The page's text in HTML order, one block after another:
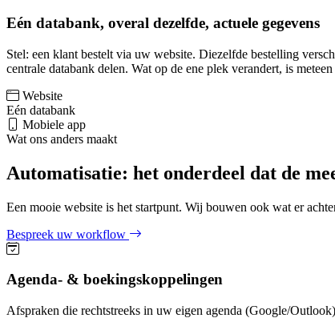
Eén databank, overal dezelfde, actuele gegevens
Stel: een klant bestelt via uw website. Diezelfde bestelling
centrale databank delen. Wat op de ene plek verandert, is
Website
Eén databank
Mobiele app
Wat ons anders maakt
Automatisatie: het onderdeel dat de
Een mooie website is het startpunt. Wij bouwen ook wat er
Bespreek uw workflow
Agenda- & boekingskoppelingen
Afspraken die rechtstreeks in uw eigen agenda (Google/